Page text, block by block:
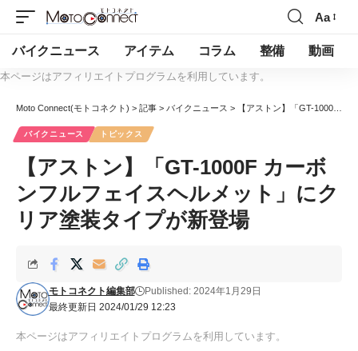
Aa
バイクニュース アイテム コラム 整備 動画
本ページはアフィリエイトプログラムを利用しています。
Moto Connect(モトコネクト) > 記事 > バイクニュース > 【アストン】「GT-1000F カーボンフルフェイスヘルメット」にクリア塗装タイプが新登場
バイクニュース トピックス
【アストン】「GT-1000F カーボ
ンフルフェイスヘルメット」にク
リア塗装タイプが新登場
最終更新日 2024/01/29 12:23
モトコネクト編集部 Published: 2024年1月29日
本ページはアフィリエイトプログラムを利用しています。